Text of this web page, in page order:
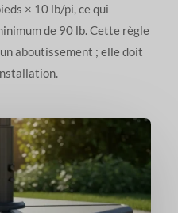
× 10 lb/pi, ce qui
de 90 lb. Cette règle
aboutissement ; elle doit